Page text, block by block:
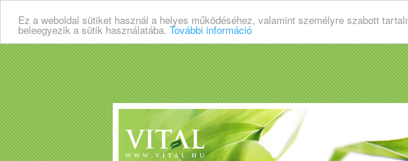
Ez a weboldal sütiket használ a helyes működéséhez, valamint személyre szabott
beleegyezik a sütik használatába. További információ